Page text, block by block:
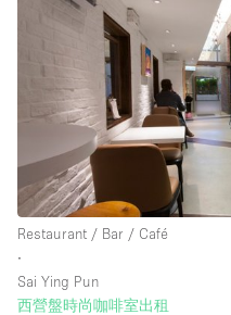
Restaurant / Bar / Café
∙
Sai Ying Pun
西營盤時尚咖啡室出租